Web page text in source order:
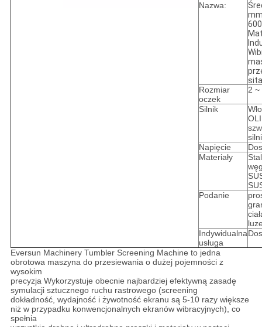
Nazwa:
sita
Rozmiar
oczek
2 ~
Silnik
Napięcie
Materiały
Stal
Podanie
Indywidualna
usługa
Eversun Machinery Tumbler Screening Machine to jedna
obrotowa maszyna do przesiewania o dużej pojemności z
wysokim
precyzja Wykorzystuje obecnie najbardziej efektywną zasadę
symulacji sztucznego ruchu rastrowego (screening
dokładność, wydajność i żywotność ekranu są 5-10 razy większe
niż w przypadku konwencjonalnych ekranów wibracyjnych), co
spełnia